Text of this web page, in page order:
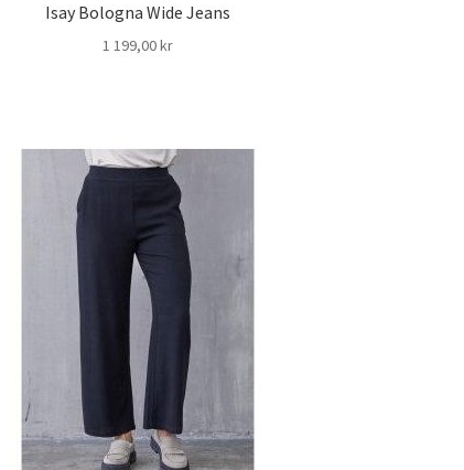
Isay Bologna Wide Jeans
1 199,00kr